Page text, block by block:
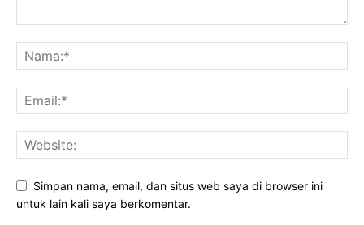
Simpan nama, email, dan situs web saya di browser ini
untuk lain kali saya berkomentar.